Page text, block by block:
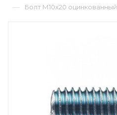
— Болт М10х20 оцинкованный